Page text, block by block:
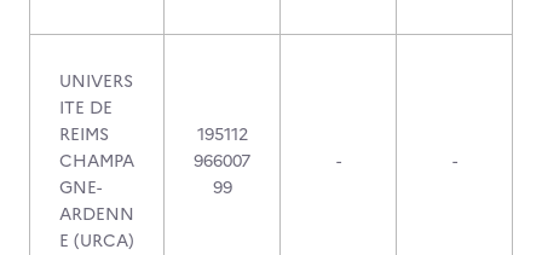
UNIVERS
ITE DE
REIMS
CHAMPA
GNE-
ARDENN
E (URCA)
195112
966007
99
- -